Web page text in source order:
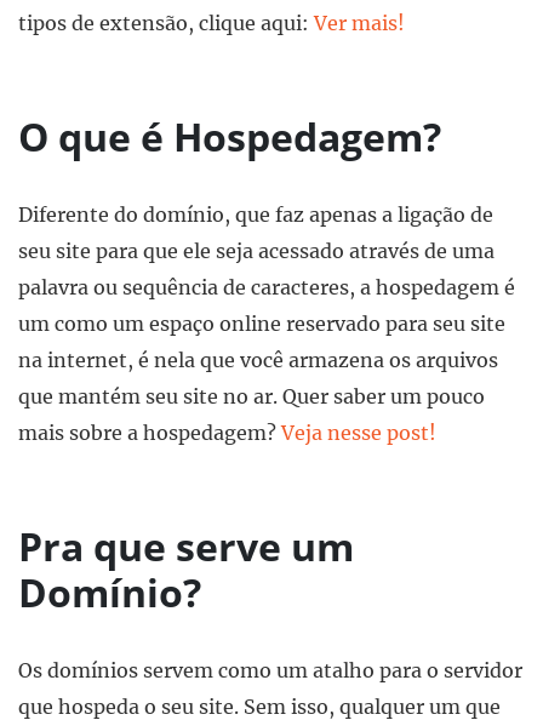
tipos de extensão, clique aqui:Ver mais!
O que é Hospedagem?
Diferente do domínio, que faz apenas a ligação de
seu site para que ele seja acessado através de uma
palavra ou sequência de caracteres, a hospedagem é
um como um espaço online reservado para seu site
na internet, é nela que você armazena os arquivos
que mantém seu site no ar. Quer saber um pouco
mais sobre a hospedagem?Veja nesse post!
Pra que serve um
Domínio?
Os domínios servem como um atalho para o servidor
que hospeda o seu site. Sem isso, qualquer um que